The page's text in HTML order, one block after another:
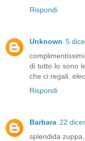
Rispondi
Unknown 5
di tutto lo sono
che ci regali.
Rispondi
Barbara 22
splendida